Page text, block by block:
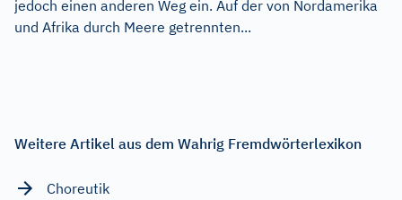
jedoch einen anderen Weg ein. Auf der von Nordamerika
und Afrika durch Meere getrennten...
Weitere Artikel aus dem Wahrig Fremdwörterlexikon
Choreutik